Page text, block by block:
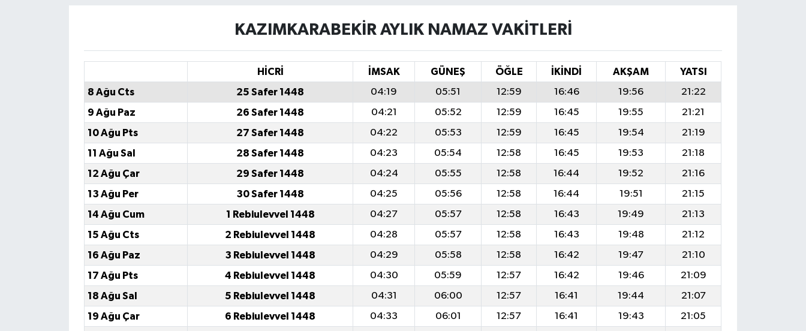
KAZIMKARABEKIR AYLIK NAMAZ VAKITLERI
HİCRİ İMSAK GÜNEŞ ÖĞLE İKINDI AKŞAM
YATSI
8 Ağu Cts
25 Safer 1448 04:19 05:51 12:59 16:46 19:56
21:22
9 Ağu Paz
26 Safer 1448 04:21 05:52 12:59 16:45 19:55
21:21
10 Ağu Pts
27 Safer 1448 04:22 05:53 12:59 16:45 19:54
21:19
11 Ağu Sal
28 Safer 1448 04:23 05:54 12:58 16:45 19:53
21:18
12 Ağu Çar
29 Safer 1448 04:24 05:55 12:58 16:44 19:52
21:16
13 Ağu Per
30 Safer 1448 04:25 05:56 12:58 16:44 19:51
21:15
14 Ağu Cum
1 Rebiulevvel 1448 04:27 05:57 12:58 16:43 19:49
21:13
15 Ağu Cts
2 Rebiulevvel 1448 04:28 05:57 12:58 16:43 19:48
21:12
16 Ağu Paz
3 Rebiulevvel 1448 04:29 05:58 12:58 16:42 19:47
21:10
17 Ağu Pts
4 Rebiulevvel 1448 04:30 05:59 12:57 16:42 19:46
21:09
18 Ağu Sal
5 Rebiulevvel 1448 04:31 06:00 12:57 16:41 19:44
21:07
19 Ağu Çar
6 Rebiulevvel 1448 04:33 06:01 12:57 16:41 19:43
21:05